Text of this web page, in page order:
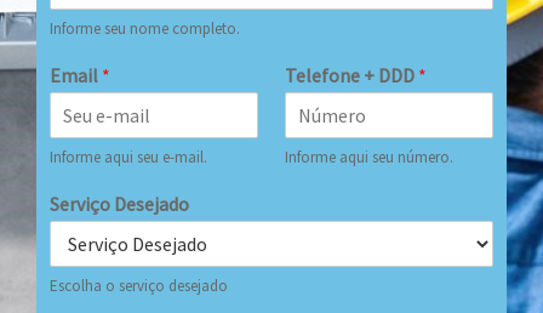
Informe seu nome completo.
Email *
Informe aqui seu e-mail.
Telefone + DDD *
Informe aqui seu número.
Serviço Desejado
Escolha o serviço desejado